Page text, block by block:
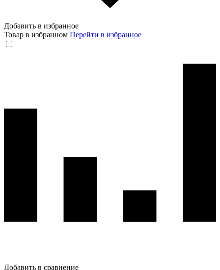
Добавить в избранное
Товар в избранном Перейти в избранное
Добавить в сравнение